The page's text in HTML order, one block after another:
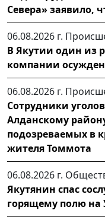
Севера» заявило,
06.08.2026 г.
В Якутии один из
компании осужден
06.08.2026 г.
Сотрудники
Алданскому
подозреваемых в
жителя Томмота
06.08.2026 г.
Якутянин спас
горящему полю на